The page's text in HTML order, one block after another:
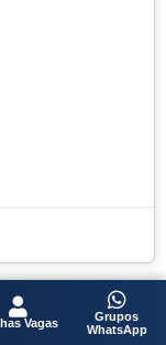
Vagas
Grupos
WhatsApp